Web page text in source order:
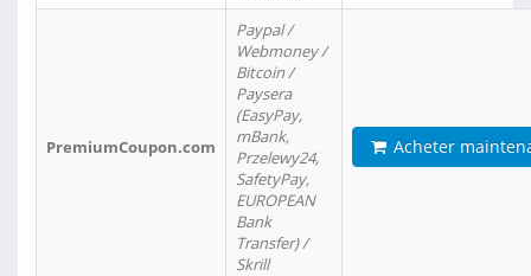
PremiumCoupon.com
Paypal /
Webmoney /
Bitcoin /
Paysera
(EasyPay,
mBank,
Przelewy24,
SafetyPay,
EUROPEAN
Bank
Transfer) /
Skrill
Acheter